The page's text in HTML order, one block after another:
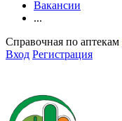
Вакансии
...
Справочная по аптекам
Вход Регистрация